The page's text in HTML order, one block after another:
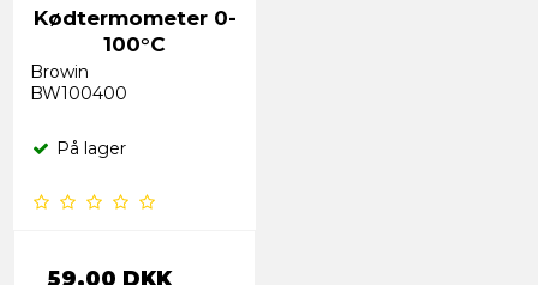
Kødtermometer 0-
100°C
Browin
BW100400
På lager
59,00 DKK